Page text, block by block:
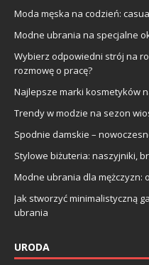
Moda męska na codzień:
Modne ubrania na specjalne
Wybierz odpowiedni strój na
rozmowę o pracę?
Najlepsze marki kosmetyków
Trendy w modzie na sezon
Spodnie damskie –
Stylowe biżuteria: naszyjniki,
Modne ubrania dla mężczyzn:
Jak stworzyć minimalistyczną
ubrania
URODA